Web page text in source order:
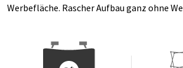
Werbefläche. Rascher Aufbau ganz ohne